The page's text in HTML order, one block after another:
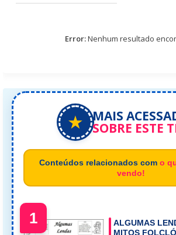
Error:Nenhum resultado
★ MAIS
SOBRE ESTE
Conteúdos relacionados com o
vendo!
1
ALGUMAS
MITOS